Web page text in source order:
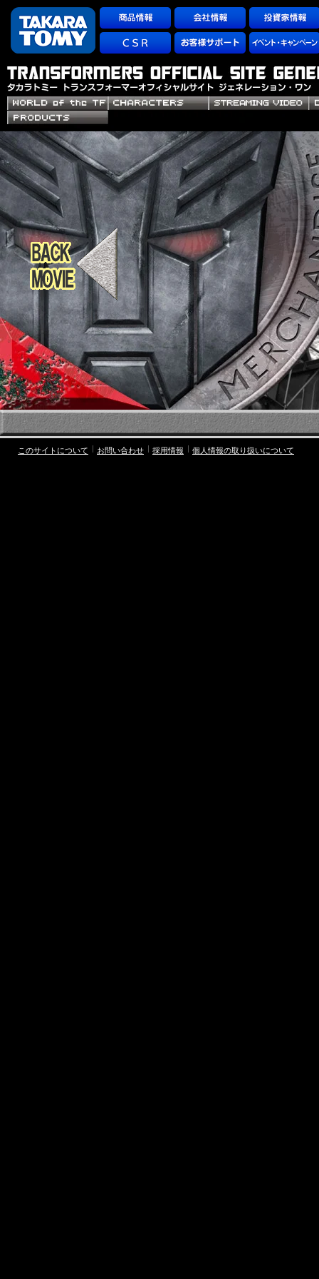
の
開
始
このサイトについて お問い合わせ 採用情報 個人情報の取り扱いについて